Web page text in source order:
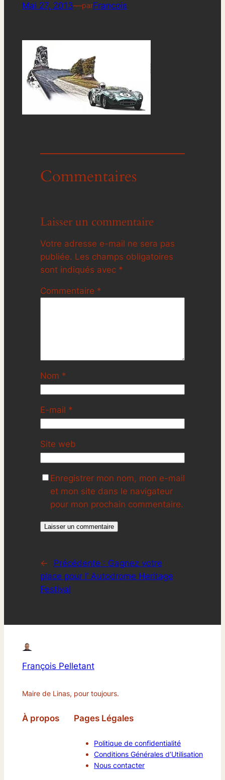
Mai 27, 2013—parFrancois
Commentaires
Laisser un commentaire
Votre adresse e-mail ne sera pas
publiée. Les champs obligatoires
sont indiqués avec *
Commentaire *
Nom *
E-mail *
Site web
Enregistrer mon nom, mon e-mail
et mon site dans le navigateur
pour mon prochain commentaire.
← Précédente : Gagnez votre
place pour l’ Autodrome Heritage
Festival
François Pelletant
Maire de Linas, pour toujours.
À propos Pages Légales
Politique de confidentialité
Conditions Générales d’Utilisation
Nous contacter